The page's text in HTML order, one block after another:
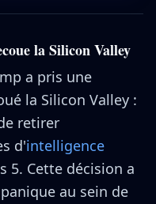
la Silicon Valley
a pris une
la Silicon Valley :
retirer
d'intelligence
5. Cette décision a
au sein de